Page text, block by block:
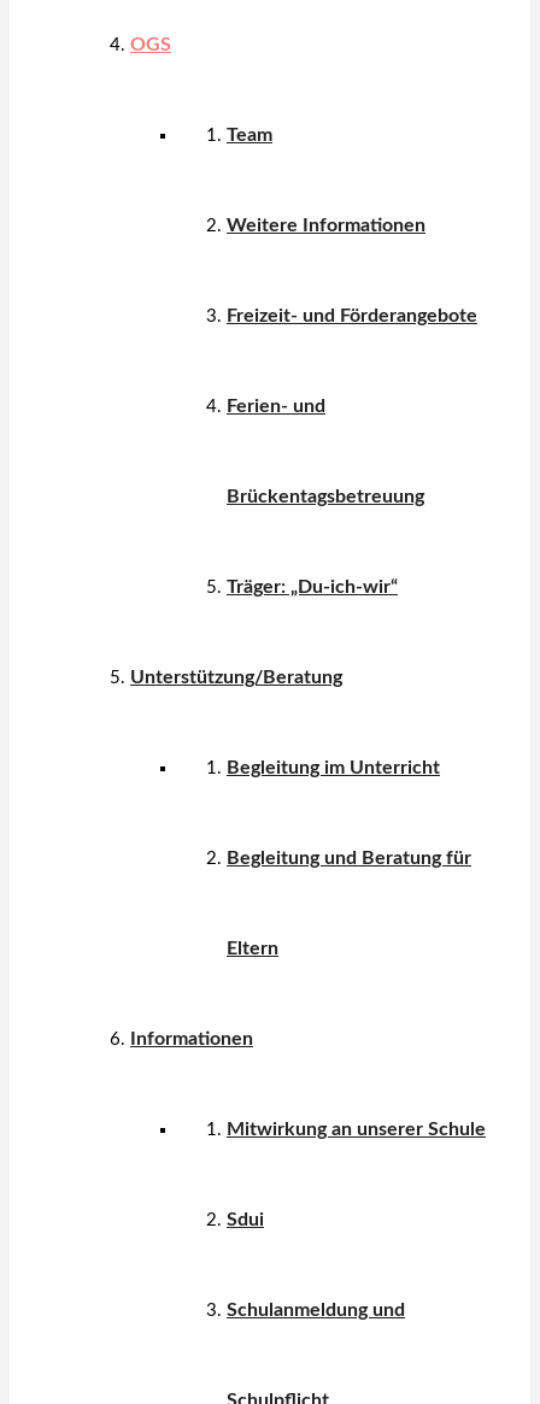
OGS
Team
Weitere Informationen
Freizeit- und Förderangebote
Ferien- und
Brückentagsbetreuung
Träger: „Du-ich-wir“
Unterstützung/Beratung
Begleitung im Unterricht
Begleitung und Beratung für
Eltern
Informationen
Mitwirkung an unserer Schule
Sdui
Schulanmeldung und